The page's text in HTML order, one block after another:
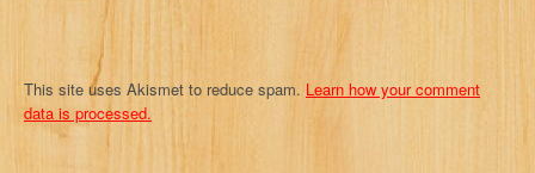
This site uses Akismet to reduce spam. Learn how your comment
data is processed.